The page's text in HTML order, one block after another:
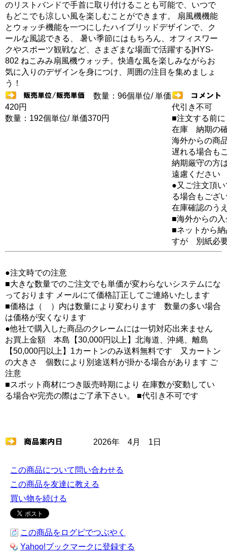
のリストバンドで手首に取り付けることも可能で、いつで
もどこでも涼しい風を楽しむことができます。 扇風機機能
とウォッチ機能を一つにしたハイブリッドデザインで、ク
ールな風認できる、 暑い季節にはもちろん、オフィスワー
クやスポーツ観戦など、さまざまな場面で活躍する]HYS-
802 ねこみみ扇風機ウォッチ。快適な風を楽しみながらお
気に入りのデザインを身につけ、周囲の注目を集めましょ
う！
数量：96個単位/ 単価
420円
数量：192個単位/ 単価370円
代引き不可
■注文する前に
在庫 納期の
海外からの商
遅れる場合も
納期厳守の方
遠慮ください
●又ご注文頂
る場合もござ
在庫確認のう
■海外からの
■ネットから
すが 別紙必
●注文時での注意
■大きな数量でのご注文でも単価が変わらないシステムにな
っております メールにて価格訂正してご連絡いたします
■価格は（ ）内は数量により変わります 数量の多い場合
は価格が安くなります
●他社で購入した商品のクレームには一切対応出来ません
お買上金額 本島【30,000円以上】北海道、沖縄、離島
【50,000円以上】1カートンのみ送料無料です 又カートン
の大きさ 個数により別途送料が掛かる場合があります ご
注意
■スポット商材につき販売時期により 在庫数が変動してい
る場合や完売の際はご了承下さい。 ■代引き不可です
2026年 4月 1日
この商品について問い合わせる
この商品を友達に教える
買い物を続ける
この商品をログピでつぶやく
Yahoo!ブックマークに登録する